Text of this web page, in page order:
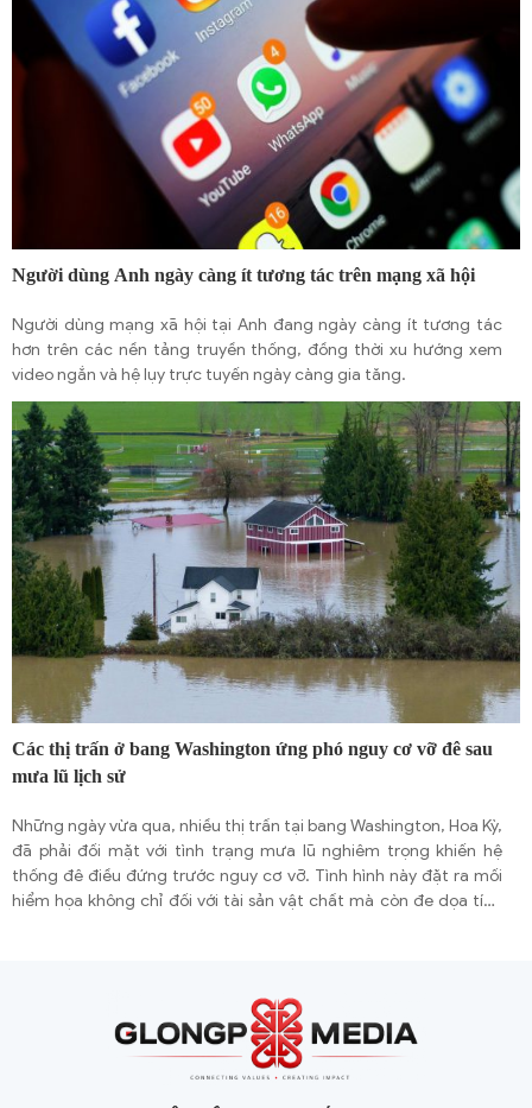
Người dùng Anh ngày càng ít tương tác trên mạng xã hội
Người dùng mạng xã hội tại Anh đang ngày càng ít tương tác
hơn trên các nền tảng truyền thống, đồng thời xu hướng xem
video ngắn và hệ lụy trực tuyến ngày càng gia tăng.
Các thị trấn ở bang Washington ứng phó nguy cơ vỡ đê sau
mưa lũ lịch sử
Những ngày vừa qua, nhiều thị trấn tại bang Washington, Hoa Kỳ,
đã phải đối mặt với tình trạng mưa lũ nghiêm trọng khiến hệ
thống đê điều đứng trước nguy cơ vỡ. Tình hình này đặt ra mối
hiểm họa không chỉ đối với tài sản vật chất mà còn đe dọa tính